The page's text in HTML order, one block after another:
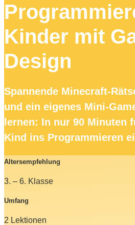
Kinder mit
Design
Spannende Minecraft-
und ein eigenes Mini-
lernen: In nur 90 Minuten
Kind ins Programmieren
Altersempfehlung
3. – 6. Klasse
Umfang
2 Lektionen